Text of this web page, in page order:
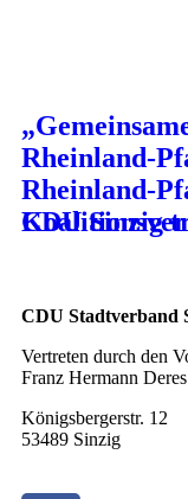
Rheinland-
Rheinland-
CDU Sinzig
CDU Stadtverband
Vertreten durch den
Franz Hermann Deres
Königsbergerstr. 12
53489 Sinzig